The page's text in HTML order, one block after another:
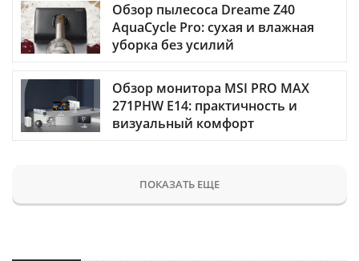
Обзор пылесоса Dreame Z40
AquaCycle Pro: сухая и влажная
уборка без усилий
Обзор монитора MSI PRO MAX
271PHW E14: практичность и
визуальный комфорт
ПОКАЗАТЬ ЕЩЕ